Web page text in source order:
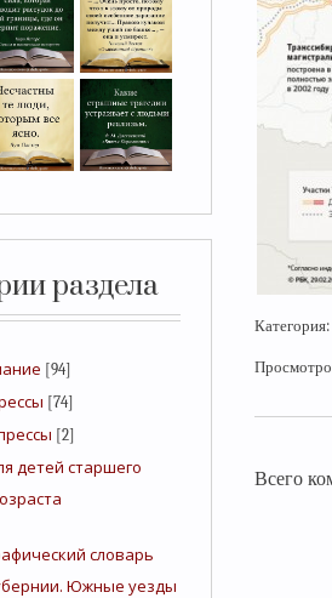
раздела
[94]
[74]
[2]
детей старшего
словарь
Южные уезды
Категория:
Всего